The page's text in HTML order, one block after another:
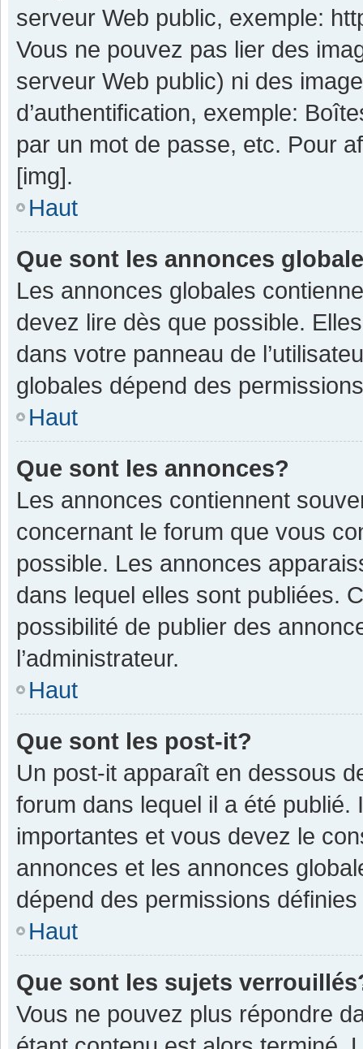
serveur Web public, exemple:
Vous ne pouvez pas lier des
serveur Web public) ni des
d’authentification, exemple:
par un mot de passe, etc. Pour
[img].
Haut
Que sont les annonces
Les annonces globales
devez lire dès que possible.
dans votre panneau de
globales dépend des
Haut
Que sont les annonces?
Les annonces contiennent
concernant le forum que vous
possible. Les annonces
dans lequel elles sont publiées.
possibilité de publier des
l’administrateur.
Haut
Que sont les post-it?
Un post-it apparaît en dessous
forum dans lequel il a été
importantes et vous devez le
annonces et les annonces
dépend des permissions définies
Haut
Que sont les sujets
Vous ne pouvez plus répondre